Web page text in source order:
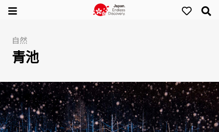
自然
青池